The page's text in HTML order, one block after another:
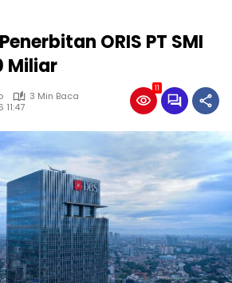
ORIS PT SMI
Miliar
3 Min Baca
11